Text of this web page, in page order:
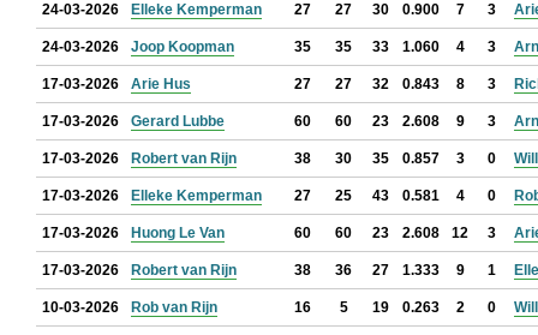
24-03-2026 Elleke Kemperman 27 27 30 0.900 7 3
24-03-2026 Joop Koopman 35 35 33 1.060 4 3
17-03-2026 Arie Hus 27 27 32 0.843 8 3
17-03-2026 Gerard Lubbe 60 60 23 2.608 9 3
17-03-2026 Robert van Rijn 38 30 35 0.857 3 0
17-03-2026 Elleke Kemperman 27 25 43 0.581 4 0
17-03-2026 Huong Le Van 60 60 23 2.608 12 3
17-03-2026 Robert van Rijn 38 36 27 1.333 9 1
10-03-2026 Rob van Rijn 16 5 19 0.263 2 0